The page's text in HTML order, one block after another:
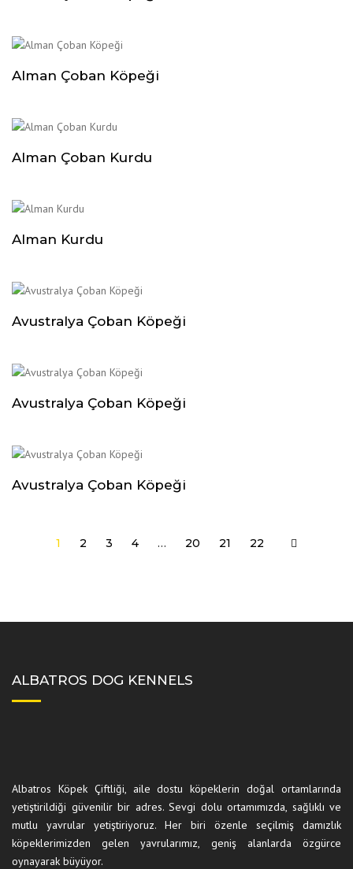
Alman Çoban Köpeği
Alman Çoban Kurdu
Alman Kurdu
Avustralya Çoban Köpeği
Avustralya Çoban Köpeği
Avustralya Çoban Köpeği
1 2 3 4 … 20 21 22
ALBATROS DOG KENNELS
Albatros Köpek Çiftliği, aile dostu köpeklerin doğal ortamlarında
yetiştirildiği güvenilir bir adres. Sevgi dolu ortamımızda, sağlıklı ve
mutlu yavrular yetiştiriyoruz. Her biri özenle seçilmiş damızlık
köpeklerimizden gelen yavrularımız, geniş alanlarda özgürce
oynayarak büyüyor.